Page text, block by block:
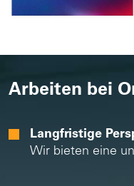
Arbeiten bei
Langfristige
Wir bieten eine